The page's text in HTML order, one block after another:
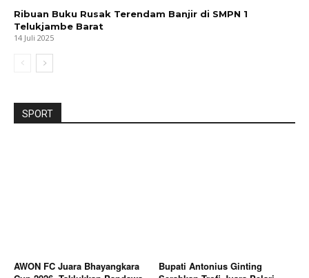
Ribuan Buku Rusak Terendam Banjir di SMPN 1
Telukjambe Barat
14 Juli 2025
SPORT
AWON FC Juara Bhayangkara
Bupati Antonius Ginting